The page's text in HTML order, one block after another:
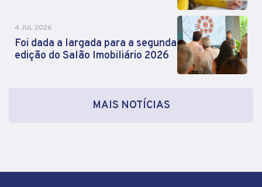
4 JUL 2026
Foi dada a largada para a segunda
edição do Salão Imobiliário 2026
MAIS NOTÍCIAS